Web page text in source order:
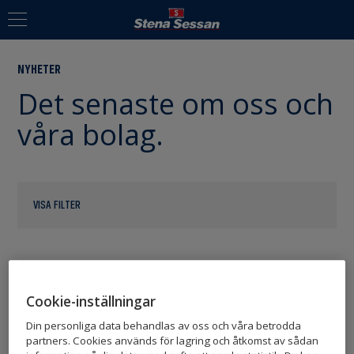
NYHETER
Det senaste om oss och
våra bolag.
VISA FILTER
2022-05-05
STENA SESSAN INVESTERAR I A3P
Cookie-inställningar
Din personliga data behandlas av oss och våra betrodda
partners. Cookies används för lagring och åtkomst av sådan